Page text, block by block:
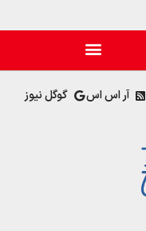
آر اس اس گوگل نیوز